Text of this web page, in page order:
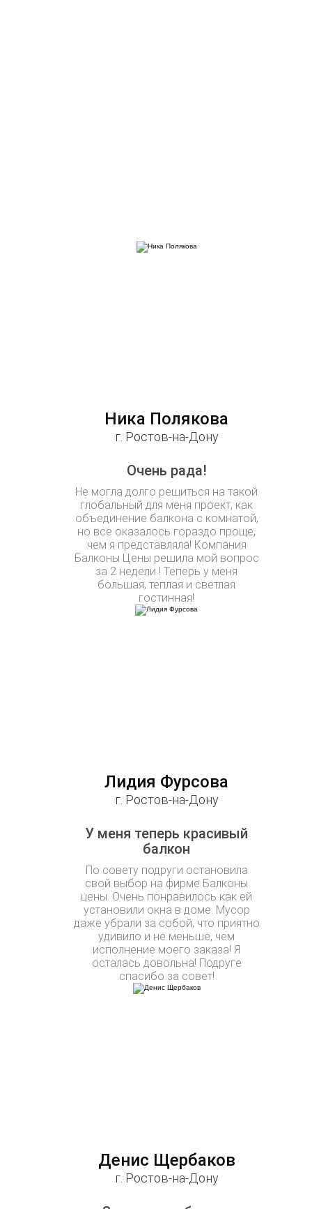
Ника Полякова
г. Ростов-на-Дону
Очень рада!
Не могла долго решиться на такой
глобальный для меня проект, как
объединение балкона с комнатой,
но все оказалось гораздо проще,
чем я представляла! Компания
Балконы Цены решила мой вопрос
за 2 недели ! Теперь у меня
большая, теплая и светлая
гостинная!
Лидия Фурсова
г. Ростов-на-Дону
У меня теперь красивый
балкон
По совету подруги остановила
свой выбор на фирме Балконы
цены. Очень понравилось как ей
установили окна в доме. Мусор
даже убрали за собой, что приятно
удивило и не меньше, чем
исполнение моего заказа! Я
осталась довольна! Подруге
спасибо за совет!
Денис Щербаков
г. Ростов-на-Дону